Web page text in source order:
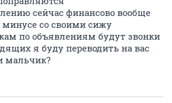
сейчас финансово вообще
минусе со своими сижу
по объявлениям будут звонки
я буду переводить на вас
мальчик?